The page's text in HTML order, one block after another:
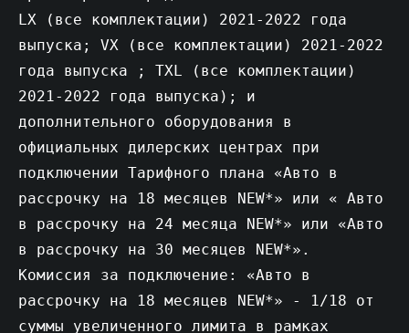
LX (все комплектации) 2021-2022 года
выпуска; VX (все комплектации) 2021-2022
года выпуска ; TXL (все комплектации)
2021-2022 года выпуска); и
дополнительного оборудования в
официальных дилерских центрах при
подключении Тарифного плана «Авто в
рассрочку на 18 месяцев NEW*» или « Авто
в рассрочку на 24 месяца NEW*» или «Авто
в рассрочку на 30 месяцев NEW*».
Комиссия за подключение: «Авто в
рассрочку на 18 месяцев NEW*» - 1/18 от
суммы увеличенного лимита в рамках